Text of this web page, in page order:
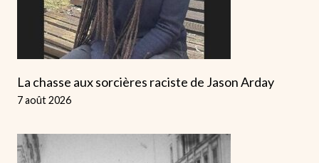
La chasse aux sorcières raciste de Jason Arday
7 août 2026